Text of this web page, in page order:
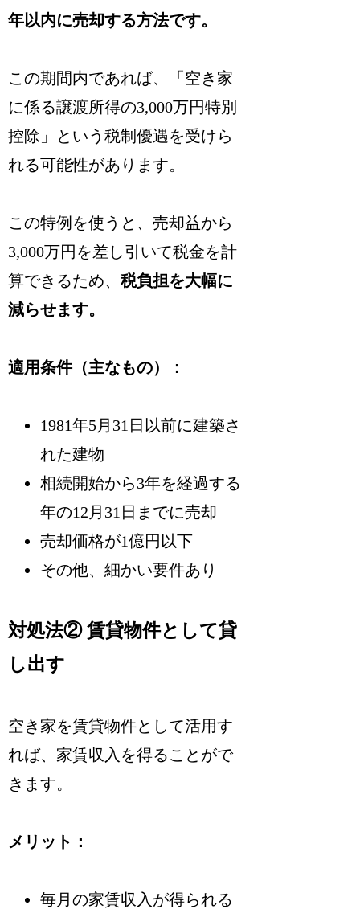
年以内に売却する方法です。
この期間内であれば、「空き家
に係る譲渡所得の3,000万円特別
控除」という税制優遇を受けら
れる可能性があります。
この特例を使うと、売却益から
3,000万円を差し引いて税金を計
算できるため、税負担を大幅に
減らせます。
適用条件（主なもの）：
1981年5月31日以前に建築さ
れた建物
相続開始から3年を経過する
年の12月31日までに売却
売却価格が1億円以下
その他、細かい要件あり
対処法② 賃貸物件として貸
し出す
空き家を賃貸物件として活用す
れば、家賃収入を得ることがで
きます。
メリット：
毎月の家賃収入が得られる